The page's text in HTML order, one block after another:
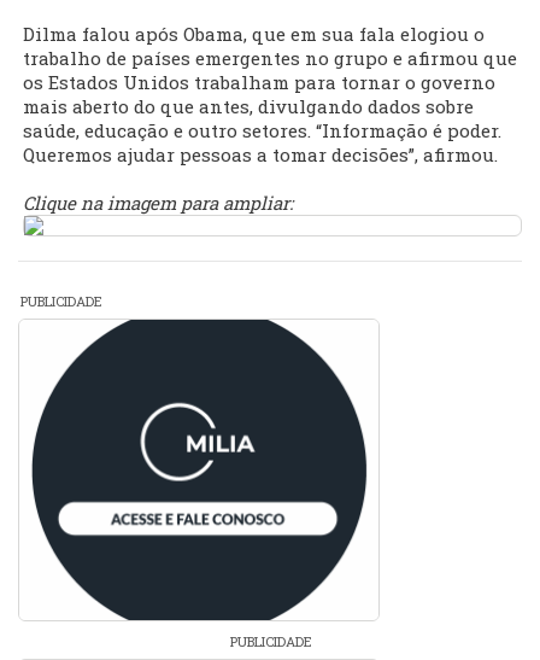
Dilma falou após Obama, que em sua fala elogiou o
trabalho de países emergentes no grupo e afirmou que
os Estados Unidos trabalham para tornar o governo
mais aberto do que antes, divulgando dados sobre
saúde, educação e outro setores. “Informação é poder.
Queremos ajudar pessoas a tomar decisões”, afirmou.
Clique na imagem para ampliar:
PUBLICIDADE
PUBLICIDADE